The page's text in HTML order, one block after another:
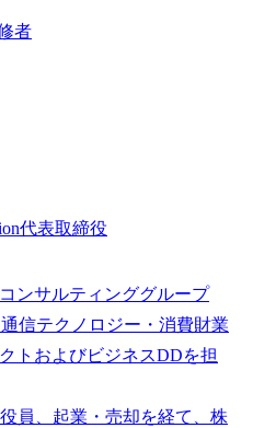
者
代表取締役
ンサルティンググループ
信テクノロジー・消費財業
トおよびビジネスDDを担
員、起業・売却を経て、株